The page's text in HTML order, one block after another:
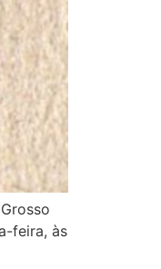
feira, às